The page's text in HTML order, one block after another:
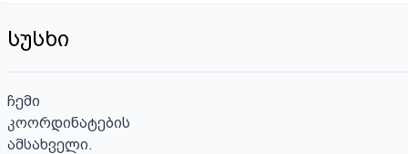
სუსხი
ჩემი
კოორდინატების
ამსახველი.